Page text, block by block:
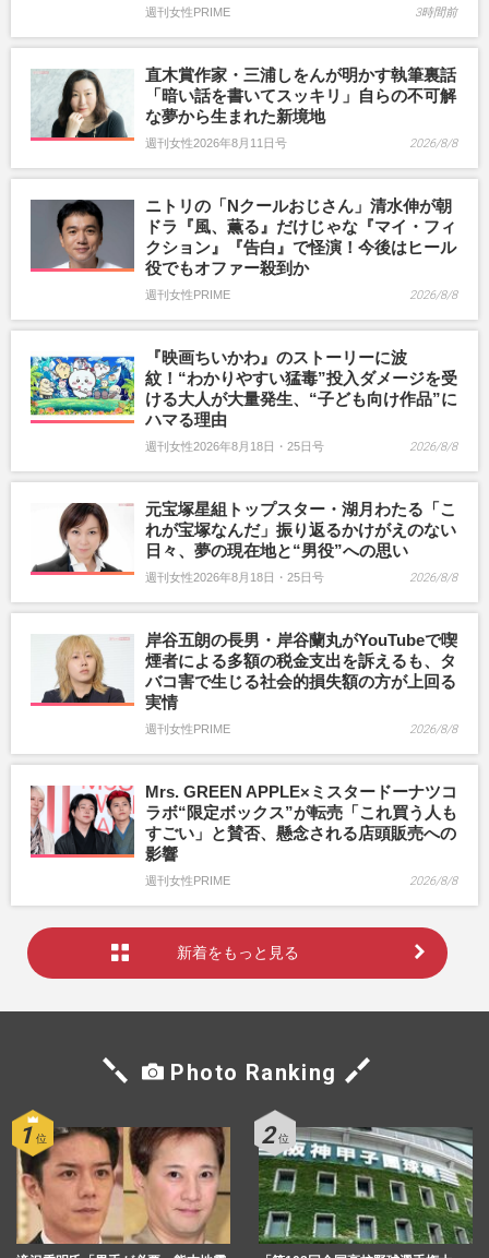
週刊女性PRIME 3時間前
直木賞作家・三浦しをんが明かす執筆裏話
「暗い話を書いてスッキリ」自らの不可解
な夢から生まれた新境地
週刊女性2026年8月11日号 2026/8/8
ニトリの「Nクールおじさん」清水伸が朝
ドラ『風、薫る』だけじゃな『マイ・フィ
クション』『告白』で怪演！今後はヒール
役でもオファー殺到か
週刊女性PRIME 2026/8/8
『映画ちいかわ』のストーリーに波
紋！“わかりやすい猛毒”投入ダメージを受
ける大人が大量発生、“子ども向け作品”に
ハマる理由
週刊女性2026年8月18日・25日号 2026/8/8
元宝塚星組トップスター・湖月わたる「こ
れが宝塚なんだ」振り返るかけがえのない
日々、夢の現在地と“男役”への思い
週刊女性2026年8月18日・25日号 2026/8/8
岸谷五朗の長男・岸谷蘭丸がYouTubeで喫
煙者による多額の税金支出を訴えるも、タ
バコ害で生じる社会的損失額の方が上回る
実情
週刊女性PRIME 2026/8/8
Mrs. GREEN APPLE×ミスタードーナツコ
ラボ“限定ボックス”が転売「これ買う人も
すごい」と賛否、懸念される店頭販売への
影響
週刊女性PRIME 2026/8/8
新着をもっと見る
Photo Ranking